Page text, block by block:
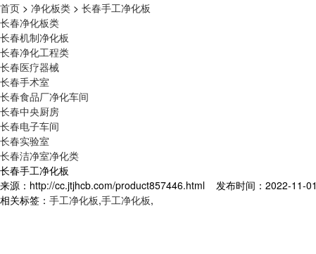
首页 > 净化板类 > 长春手工净化板
长春净化板类
长春机制净化板
长春净化工程类
长春医疗器械
长春手术室
长春食品厂净化车间
长春中央厨房
长春电子车间
长春实验室
长春洁净室净化类
长春手工净化板
来源：http://cc.jtjhcb.com/product857446.html 发布时间：2022-11-
相关标签： 手工净化板,手工净化板,